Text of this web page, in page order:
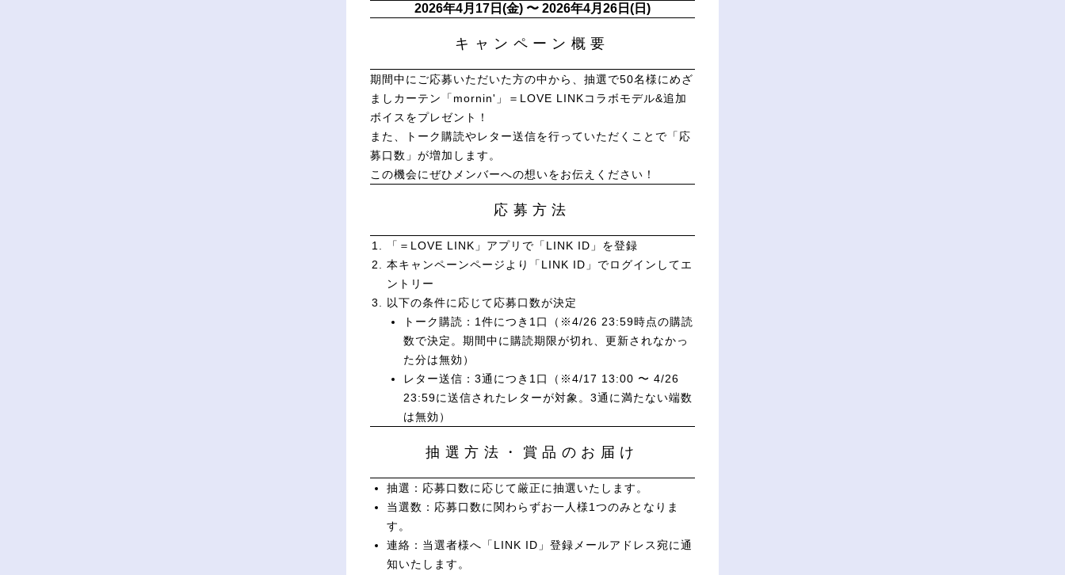
2026年4月17日(金) 〜 2026年4月26日(日)
キャンペーン概要
期間中にご応募いただいた方の中から、抽選で50名様にめざ
ましカーテン「mornin'」＝LOVE LINKコラボモデル&追加
ボイスをプレゼント！
また、トーク購読やレター送信を行っていただくことで「応
募口数」が増加します。
この機会にぜひメンバーへの想いをお伝えください！
応募方法
「＝LOVE LINK」アプリで「LINK ID」を登録
本キャンペーンページより「LINK ID」でログインしてエ
ントリー
以下の条件に応じて応募口数が決定
トーク購読：1件につき1口（※4/26 23:59時点の購読
数で決定。期間中に購読期限が切れ、更新されなかっ
た分は無効）
レター送信：3通につき1口（※4/17 13:00 〜 4/26
23:59に送信されたレターが対象。3通に満たない端数
は無効）
抽選方法・賞品のお届け
抽選：応募口数に応じて厳正に抽選いたします。
当選数：応募口数に関わらずお一人様1つのみとなりま
す。
連絡：当選者様へ「LINK ID」登録メールアドレス宛に通
知いたします。